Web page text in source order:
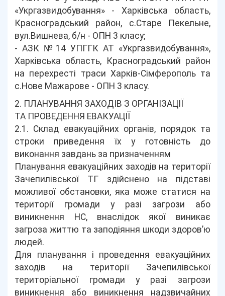
«Укргазвидобування» - Харківська область,
Красноградський район, с.Старе Пекельне,
вул.Вишнева, б/н - ОПН 3 класу;
- АЗК №14 УПГГК АТ «Укргазвидобування»,
Харківська область, Красноградський район
на перехресті траси Харків-Сімферополь та
с.Нове Мажарове - ОПН 3 класу.
2. ПЛАНУВАННЯ ЗАХОДІВ З ОРГАНІЗАЦІЇ
ТА ПРОВЕДЕННЯ ЕВАКУАЦІЇ
2.1. Склад евакуаційних органів, порядок та
строки приведення їх у готовність до
виконання завдань за призначенням
Планування евакуаційних заходів на території
Зачепилівської ТГ здійснено на підставі
можливої обстановки, яка може статися на
території громади у разі загрози або
виникнення НС, внаслідок якої виникає
загроза життю та заподіяння шкоди здоров’ю
людей.
Для планування і проведення евакуаційних
заходів на території Зачепилівської
територіальної громади у разі загрози
виникнення або виникнення надзвичайних